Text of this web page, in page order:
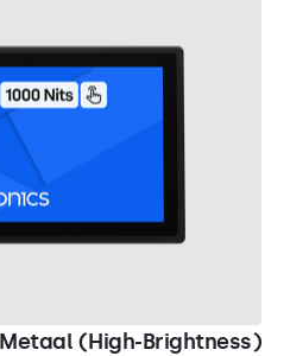
(High-Brightness)